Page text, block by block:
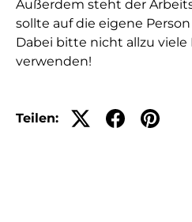
Außerdem steht der
sollte auf die eigene
Dabei bitte nicht allzu viele
verwenden!
Teilen: